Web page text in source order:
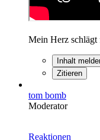
Mein Herz
Inhalt
Zitieren
tom bomb
Moderator
Reaktionen